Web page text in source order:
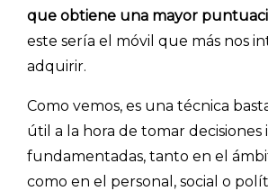
- Marketing y encuestas
que obtiene una mayor
este sería el móvil que más nos
adquirir.
Como vemos, es una técnica
útil a la hora de tomar decisiones
fundamentadas, tanto en el
como en el personal, social o